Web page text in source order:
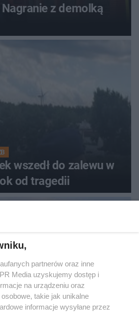
z demolką
wszedł do zalewu w
od tragedii
partnerów oraz inne
Media uzyskujemy dostęp i
na urządzeniu oraz
takie jak unikalne
informacje wysyłane przez